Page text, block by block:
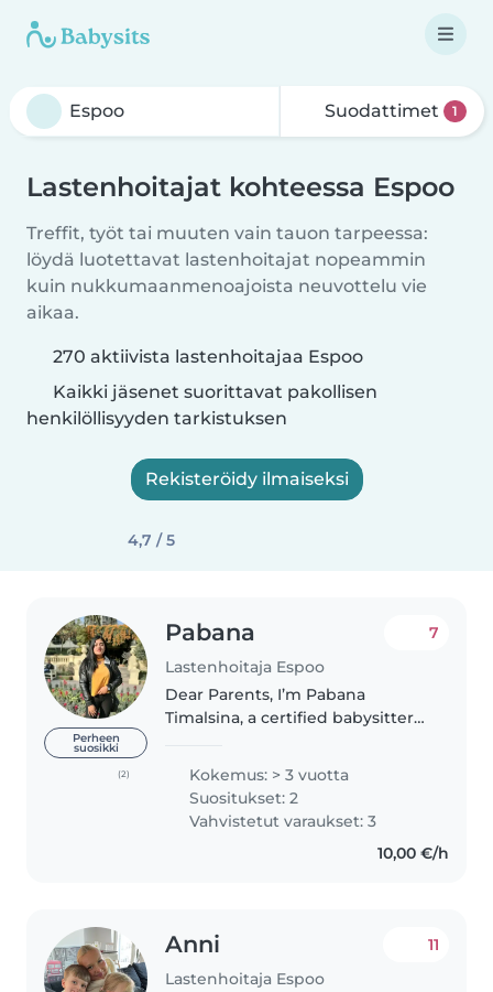
Suodattimet 1
Lastenhoitajat kohteessa Espoo
Treffit, työt tai muuten vain tauon tarpeessa:
löydä luotettavat lastenhoitajat nopeammin
kuin nukkumaanmenoajoista neuvottelu vie
aikaa.
270 aktiivista lastenhoitajaa Espoo
Kaikki jäsenet suorittavat pakollisen
henkilöllisyyden tarkistuksen
Rekisteröidy ilmaiseksi
4,7 / 5
Perheen
suosikki
(2)
Pabana
Lastenhoitaja Espoo
7
Dear Parents, I’m Pabana
Timalsina, a certified babysitter
Occupational Safety & Hygiene
credentials. With years of
experience, I provide children
with..
Kokemus: > 3 vuotta
Suositukset: 2
Vahvistetut varaukset: 3
10,00 €/h
Anni
Lastenhoitaja Espoo
11